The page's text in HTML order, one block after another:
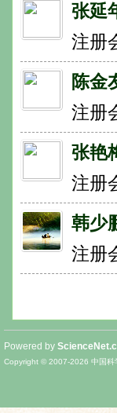
张延
注册
陈金
注册
张艳
注册
韩少
注册
Powered by
Copyright © 2007-2026 中国科